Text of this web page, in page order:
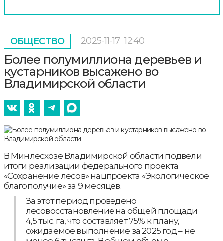
ОБЩЕСТВО 2025-11-17 12:40
Более полумиллиона деревьев и
кустарников высажено во
Владимирской области
В Минлесхозе Владимирской области подвели
итоги реализации федерального проекта
«Сохранение лесов» нацпроекта «Экологическое
благополучие» за 9 месяцев.
За этот период проведено
лесовосстановление на общей площади
4,5 тыс. га, что составляет 75% к плану,
ожидаемое выполнение за 2025 год – не